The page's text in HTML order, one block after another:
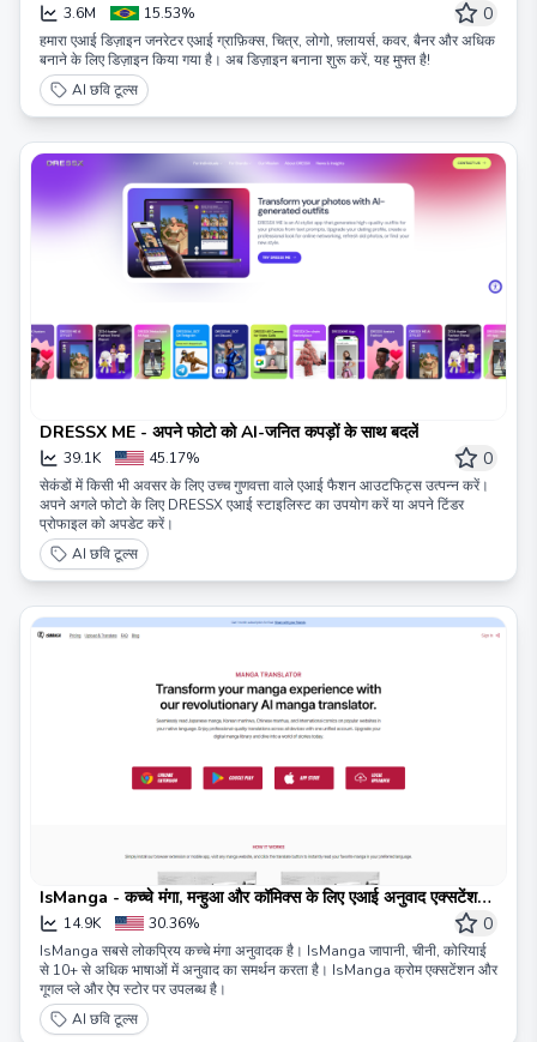
3.6M 15.53% 0
हमारा एआई डिज़ाइन जनरेटर एआई ग्राफ़िक्स, चित्र, लोगो, फ़्लायर्स, कवर, बैनर और अधिक
बनाने के लिए डिज़ाइन किया गया है। अब डिज़ाइन बनाना शुरू करें, यह मुफ्त है!
AI छवि टूल्स
DRESSX ME - अपने फोटो को AI-जनित कपड़ों के साथ बदलें
39.1K 45.17% 0
सेकंडों में किसी भी अवसर के लिए उच्च गुणवत्ता वाले एआई फैशन आउटफिट्स उत्पन्न करें।
अपने अगले फोटो के लिए DRESSX एआई स्टाइलिस्ट का उपयोग करें या अपने टिंडर
प्रोफाइल को अपडेट करें।
AI छवि टूल्स
IsManga - कच्चे मंगा, मन्हुआ और कॉमिक्स के लिए एआई अनुवाद एक्सटेंशन/
ऐप 14.9K 30.36% 0
IsManga सबसे लोकप्रिय कच्चे मंगा अनुवादक है। IsManga जापानी, चीनी, कोरियाई
से 10+ से अधिक भाषाओं में अनुवाद का समर्थन करता है। IsManga क्रोम एक्सटेंशन और
गूगल प्ले और ऐप स्टोर पर उपलब्ध है।
AI छवि टूल्स